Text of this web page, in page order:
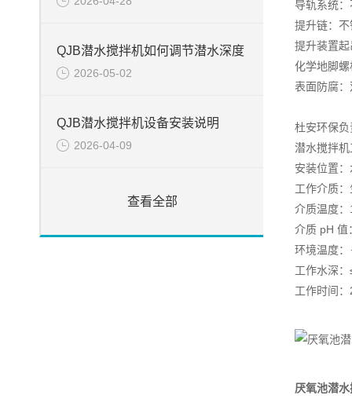
QJB潜水搅拌机如何调节潜水深度
2026-05-02
QJB潜水搅拌机设备安装说明
2026-04-09
查看全部
导轨系统
提升链：
提升装置
化学地脚
表面防腐
杜安环保
潜水搅拌
安装位置
工作介质
介质温度
介质 pH 值
环境温度
工作水深
工作时间
厌氧池潜